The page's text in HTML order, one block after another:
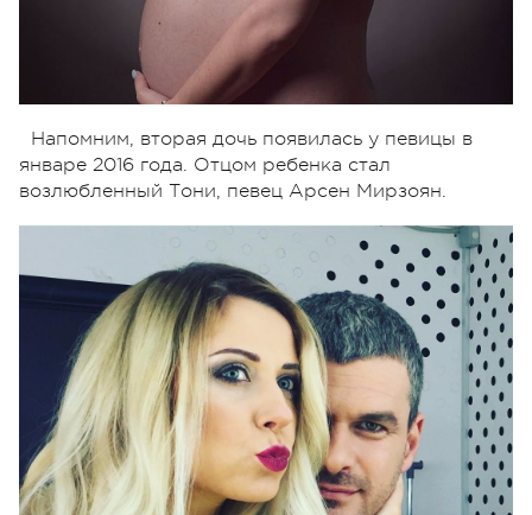
Напомним, вторая дочь появилась у певицы в
январе 2016 года. Отцом ребенка стал
возлюбленный Тони, певец Арсен Мирзоян.